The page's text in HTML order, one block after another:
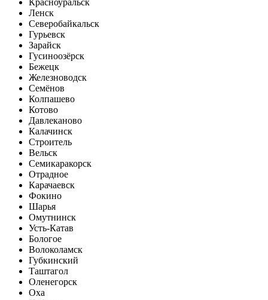
Красноуральск
Ленск
Северобайкальск
Гурьевск
Зарайск
Гусиноозёрск
Бежецк
Железноводск
Семёнов
Колпашево
Котово
Давлеканово
Калачинск
Строитель
Вельск
Семикаракорск
Отрадное
Карачаевск
Фокино
Шарья
Омутнинск
Усть-Катав
Бологое
Волоколамск
Губкинский
Таштагол
Оленегорск
Оха